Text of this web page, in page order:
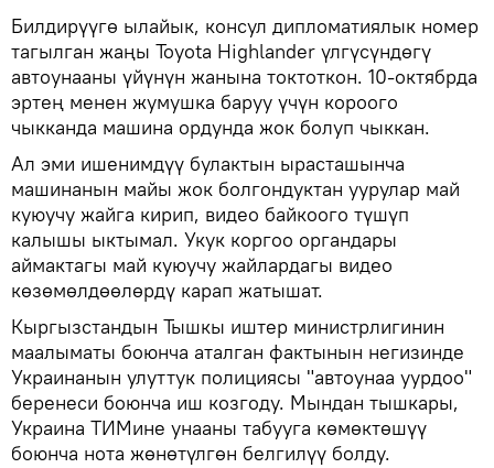
Билдирүүгө ылайык, консул дипломатиялык номер
тагылган жаңы Toyota Highlander үлгүсүндөгү
автоунааны үйүнүн жанына токтоткон. 10-октябрда
эртең менен жумушка баруу үчүн короого
чыкканда машина ордунда жок болуп чыккан.
Ал эми ишенимдүү булактын ырасташынча
машинанын майы жок болгондуктан уурулар май
куюучу жайга кирип, видео байкоого түшүп
калышы ыктымал. Укук коргоо органдары
аймактагы май куюучу жайлардагы видео
көзөмөлдөөлөрдү карап жатышат.
Кыргызстандын Тышкы иштер министрлигинин
маалыматы боюнча аталган фактынын негизинде
Украинанын улуттук полициясы "автоунаа уурдоо"
беренеси боюнча иш козгоду. Мындан тышкары,
Украина ТИМине унааны табууга көмөктөшүү
боюнча нота жөнөтүлгөн белгилүү болду.